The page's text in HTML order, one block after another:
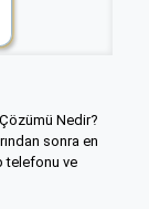
Nedir?
sonra en
telefonu ve